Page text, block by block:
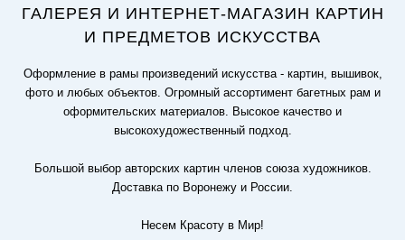
ГАЛЕРЕЯ И ИНТЕРНЕТ-МАГАЗИН КАРТИН
И ПРЕДМЕТОВ ИСКУССТВА
Оформление в рамы произведений искусства - картин, вышивок,
фото и любых объектов. Огромный ассортимент багетных рам и
оформительских материалов. Высокое качество и
высокохудожественный подход.
Большой выбор авторских картин членов союза художников.
Доставка по Воронежу и России.
Несем Красоту в Мир!